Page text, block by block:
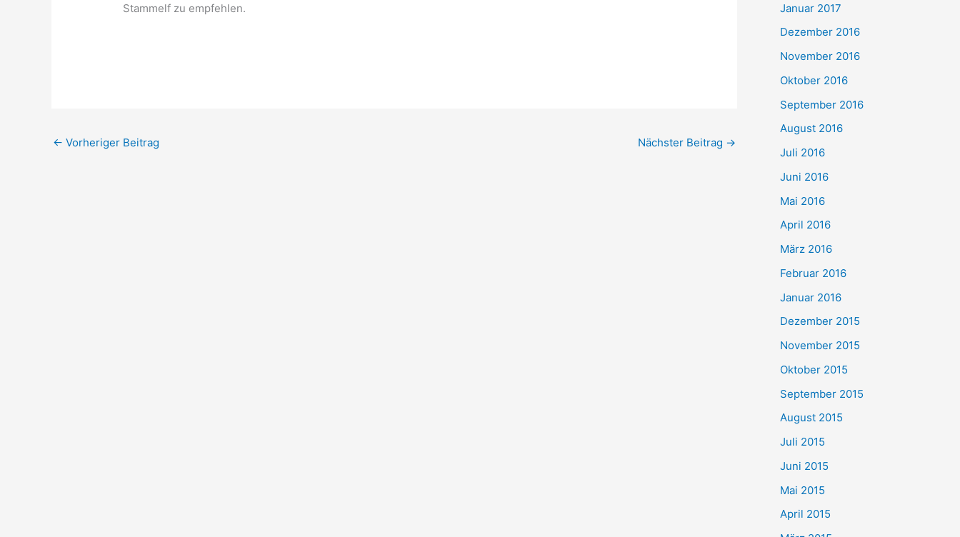
Stammelf zu empfehlen.
← Vorheriger Beitrag Nächster Beitrag →
Januar 2017
Dezember 2016
November 2016
Oktober 2016
September 2016
August 2016
Juli 2016
Juni 2016
Mai 2016
April 2016
März 2016
Februar 2016
Januar 2016
Dezember 2015
November 2015
Oktober 2015
September 2015
August 2015
Juli 2015
Juni 2015
Mai 2015
April 2015